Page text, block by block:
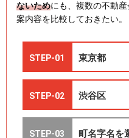
ないためにも、複数の不動
案内容を比較しておきたい。